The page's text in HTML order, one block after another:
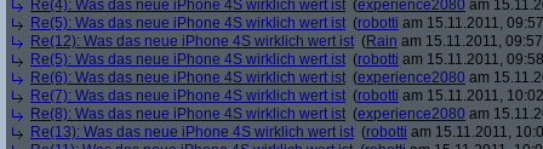
Re(4): Was das neue iPhone 4S wirklich wert ist (experience2080 am
Re(5): Was das neue iPhone 4S wirklich wert ist (robotti am 15.11.2011,
Re(12): Was das neue iPhone 4S wirklich wert ist (Rain am 15.11.2011,
Re(5): Was das neue iPhone 4S wirklich wert ist (robotti am 15.11.2011,
Re(6): Was das neue iPhone 4S wirklich wert ist (experience2080 am
Re(7): Was das neue iPhone 4S wirklich wert ist (robotti am 15.11.2011,
Re(8): Was das neue iPhone 4S wirklich wert ist (experience2080 am
Re(13): Was das neue iPhone 4S wirklich wert ist (robotti am 15.11.2011,